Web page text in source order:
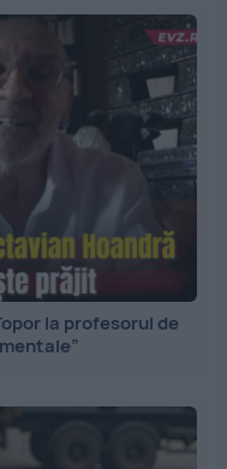
la profesorul de